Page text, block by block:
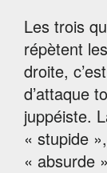
Les trois
répètent
droite,
d’attaque
juppéiste.
« stupide
« absurde